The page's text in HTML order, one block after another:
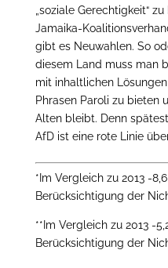
„soziale Gerechtigkeit“
Jamaika-
gibt es Neuwahlen. So
diesem Land muss man
mit inhaltlichen
Phrasen Paroli zu bieten
Alten bleibt. Denn
AfD ist eine rote Linie
*Im Vergleich zu 2013 -
Berücksichtigung der
**Im Vergleich zu 2013 -
Berücksichtigung der